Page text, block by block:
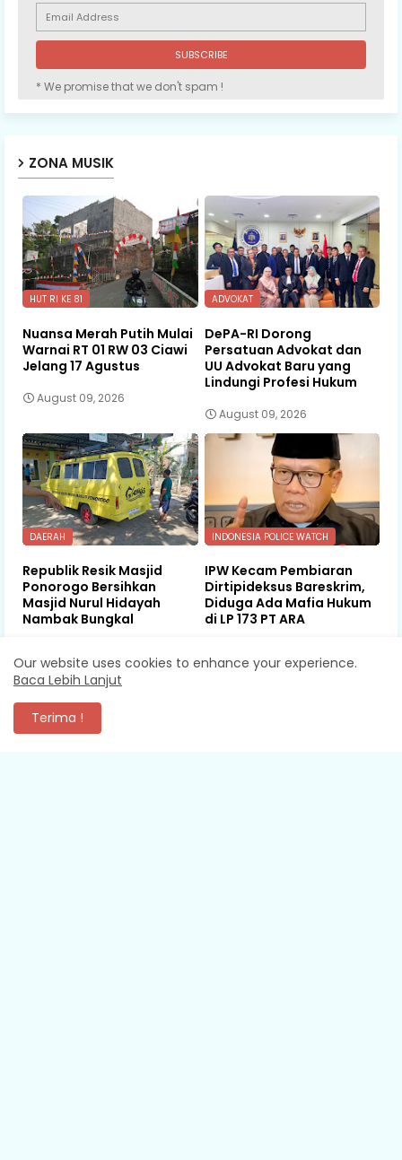
* We promise that we don't spam !
ZONA MUSIK
HUT RI KE 81
Nuansa Merah Putih Mulai
Warnai RT 01 RW 03 Ciawi
Jelang 17 Agustus
August 09, 2026
ADVOKAT
DePA-RI Dorong
Persatuan Advokat dan
UU Advokat Baru yang
Lindungi Profesi Hukum
August 09, 2026
DAERAH
Republik Resik Masjid
Ponorogo Bersihkan
Masjid Nurul Hidayah
Nambak Bungkal
INDONESIA POLICE WATCH
IPW Kecam Pembiaran
Dirtipideksus Bareskrim,
Diduga Ada Mafia Hukum
di LP 173 PT ARA
KOMENTAR
Our website uses cookies to enhance your experience.
Baca Lebih Lanjut
Terima !